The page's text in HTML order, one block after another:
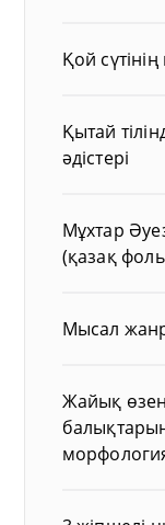
Қой
Қытай
әдістері
Мұхтар
(қазақ
Мысал
Жайық